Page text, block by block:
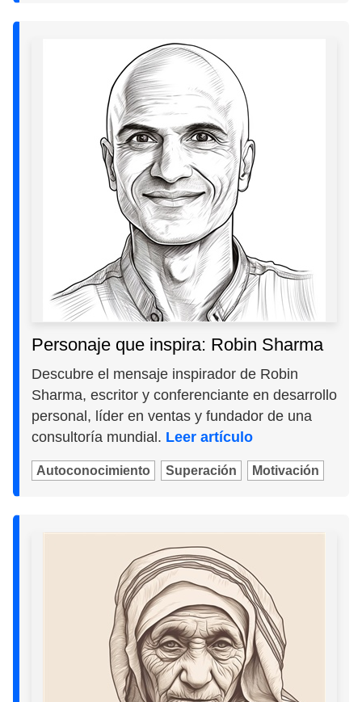
Personaje que inspira: Robin Sharma
Descubre el mensaje inspirador de Robin
Sharma, escritor y conferenciante en desarrollo
personal, líder en ventas y fundador de una
consultoría mundial. Leer artículo
Autoconocimiento Superación Motivación